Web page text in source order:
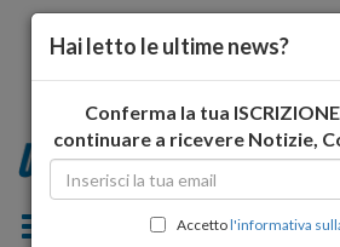
Toggle navigation
Hai letto le ultime news?
Conferma la tua
continuare a ricevere Notizie,
Accettol'informativa